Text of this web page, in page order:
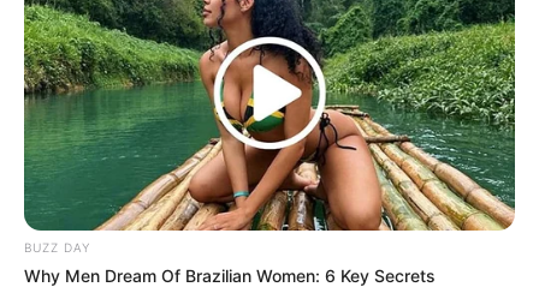
0
fans love
VOTE
Tanggal Lahir:
17 Desember 2000
Tempat Lahir:
Bekasi,Jawa Barat,Indonesia
Umur:
25 Tahun
Profesi:
Selebgram,TikToker
BUZZ DAY
Why Men Dream Of Brazilian Women: 6 Key Secrets